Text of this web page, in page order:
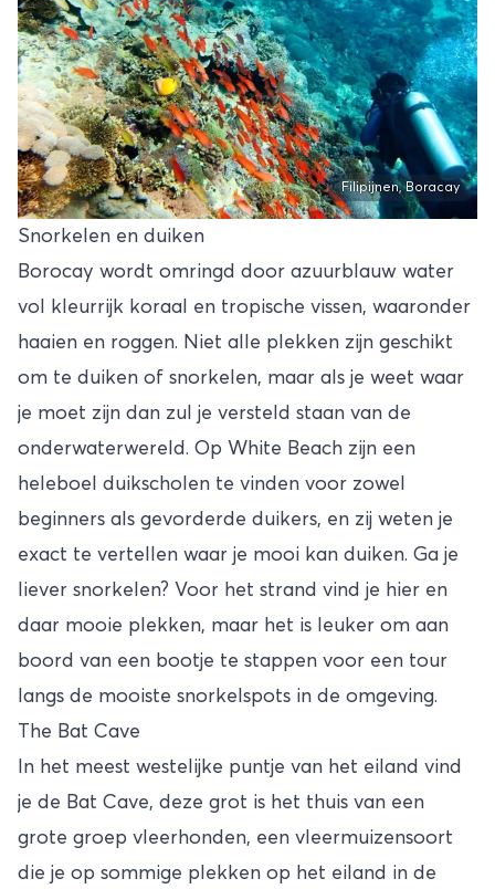
Filipijnen, Boracay
Snorkelen en duiken
Borocay wordt omringd door azuurblauw water
vol kleurrijk koraal en tropische vissen, waaronder
haaien en roggen. Niet alle plekken zijn geschikt
om te duiken of snorkelen, maar als je weet waar
je moet zijn dan zul je versteld staan van de
onderwaterwereld. Op White Beach zijn een
heleboel duikscholen te vinden voor zowel
beginners als gevorderde duikers, en zij weten je
exact te vertellen waar je mooi kan duiken. Ga je
liever snorkelen? Voor het strand vind je hier en
daar mooie plekken, maar het is leuker om aan
boord van een bootje te stappen voor een tour
langs de mooiste snorkelspots in de omgeving.
The Bat Cave
In het meest westelijke puntje van het eiland vind
je de Bat Cave, deze grot is het thuis van een
grote groep vleerhonden, een vleermuizensoort
die je op sommige plekken op het eiland in de